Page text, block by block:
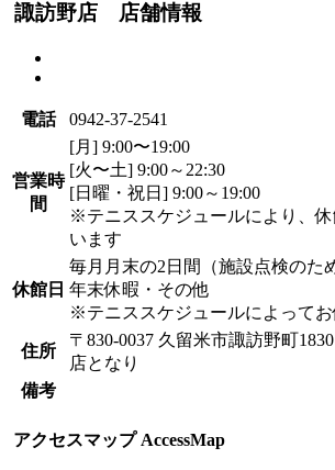
諏訪野店 店舗情報
電話 0942-37-2541
営業時
間
[月] 9:00〜19:00
[火〜土] 9:00～22:30
[日曜・祝日] 9:00～19:00
※テニススケジュールにより、
います
休館日
毎月月末の2日間（施設点検のた
年末休暇・その他
※テニススケジュールによってお
住所
〒830-0037 久留米市諏訪野町
店となり
備考
アクセスマップ AccessMap